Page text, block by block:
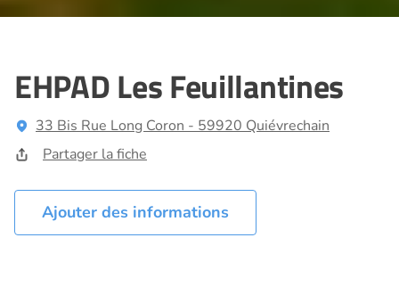
EHPAD Les Feuillantines
33 Bis Rue Long Coron - 59920 Quiévrechain
Partager la fiche
Ajouter des informations